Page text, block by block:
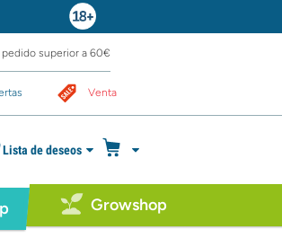
pedido superior a 60€
Venta
Lista de deseos
Growshop